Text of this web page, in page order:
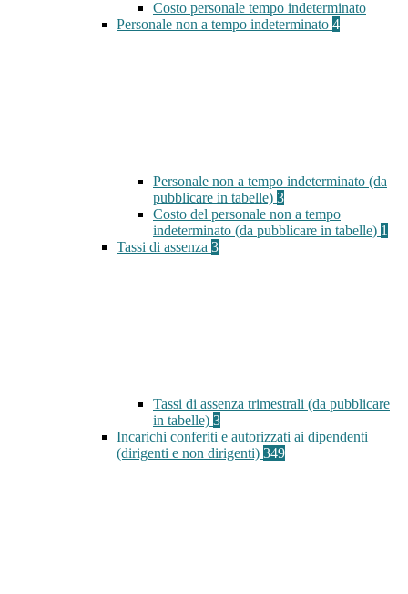
Costo personale tempo indeterminato
Personale non a tempo indeterminato 4
Personale non a tempo indeterminato (da
pubblicare in tabelle) 3
Costo del personale non a tempo
indeterminato (da pubblicare in tabelle) 1
Tassi di assenza 3
Tassi di assenza trimestrali (da pubblicare
in tabelle) 3
Incarichi conferiti e autorizzati ai dipendenti
(dirigenti e non dirigenti) 349